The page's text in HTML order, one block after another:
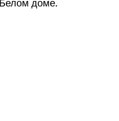
доме.